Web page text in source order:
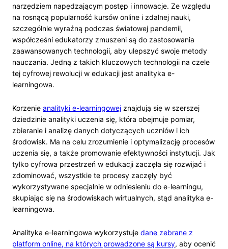
narzędziem napędzającym postęp i innowacje. Ze względu
na rosnącą popularność kursów online i zdalnej nauki,
szczególnie wyraźną podczas światowej pandemii,
współcześni edukatorzy zmuszeni są do zastosowania
zaawansowanych technologii, aby ulepszyć swoje metody
nauczania. Jedną z takich kluczowych technologii na czele
tej cyfrowej rewolucji w edukacji jest analityka e-
learningowa.
Korzenie analityki e-learningowej znajdują się w szerszej
dziedzinie analityki uczenia się, która obejmuje pomiar,
zbieranie i analizę danych dotyczących uczniów i ich
środowisk. Ma na celu zrozumienie i optymalizację procesów
uczenia się, a także promowanie efektywności instytucji. Jak
tylko cyfrowa przestrzeń w edukacji zaczęła się rozwijać i
zdominować, wszystkie te procesy zaczęły być
wykorzystywane specjalnie w odniesieniu do e-learningu,
skupiając się na środowiskach wirtualnych, stąd analityka e-
learningowa.
Analityka e-learningowa wykorzystuje dane zebrane z
platform online, na których prowadzone są kursy, aby ocenić